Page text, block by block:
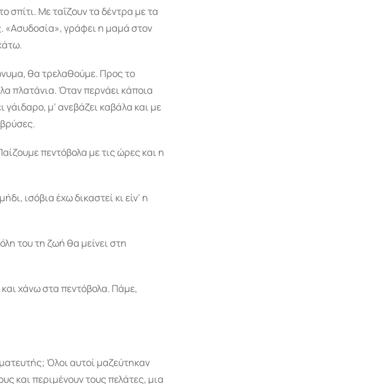
σπίτι. Με ταΐζουν τα δέντρα με τα
«Ασυδοσία», γράφει η μαμά στον
θα τρελαθούμε. Προς το
πλατάνια. Όταν περνάει κάποια
μ’ ανεβάζει καβάλα και με
πεντόβολα με τις ώρες και η
ισόβια έχω δικαστεί κι είν’ η
του τη ζωή θα μείνει στη
χάνω στα πεντόβολα. Πάμε,
Όλοι αυτοί μαζεύτηκαν
και περιμένουν τους πελάτες, μια